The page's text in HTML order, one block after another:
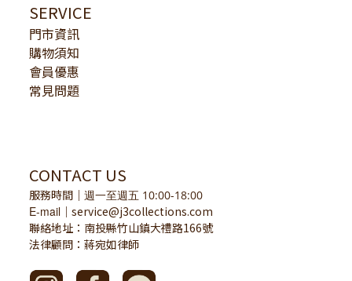
SERVICE
門市資訊
購物須知
會員優惠
常見問題
CONTACT US
服務時間 ｜ 週一至週五 10:00-18:00
E-mail ｜ service@j3collections.com
聯絡地址：南投縣竹山鎮大禮路166號
法律顧問：蔣宛如律師